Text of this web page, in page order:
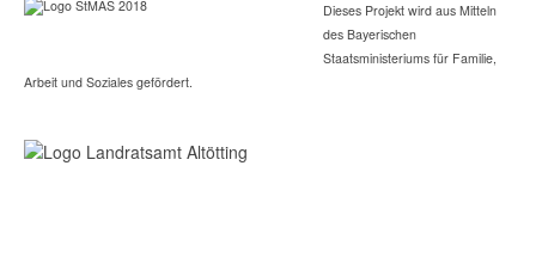
Dieses Projekt wird aus Mitteln
des Bayerischen
Staatsministeriums für Familie,
Arbeit und Soziales gefördert.